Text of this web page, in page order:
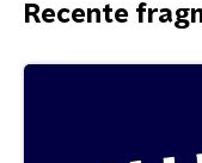
Recente